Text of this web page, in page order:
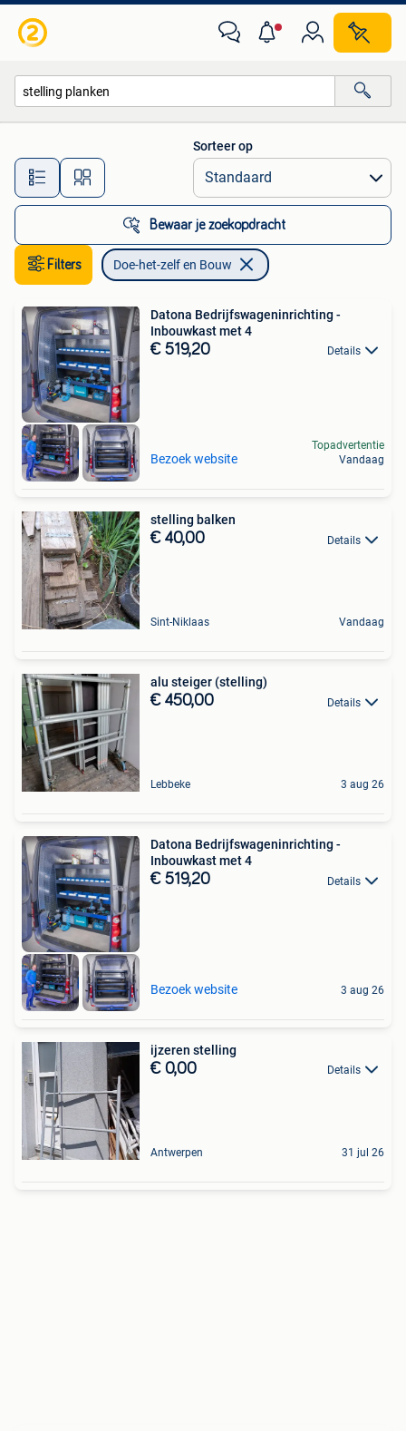
Alle afstanden…
Sorteer op
Bewaar je zoekopdracht
Filters Doe-het-zelf en Bouw
Datona Bedrijfswageninrichting -
Inbouwkast met 4
€ 519,20 Details
Bezoek website
Topadvertentie
Vandaag
stelling balken
€ 40,00 Details
Sint-Niklaas Vandaag
alu steiger (stelling)
€ 450,00 Details
Lebbeke 3 aug 26
Datona Bedrijfswageninrichting -
Inbouwkast met 4
€ 519,20 Details
Bezoek website 3 aug 26
ijzeren stelling
€ 0,00 Details
Antwerpen 31 jul 26